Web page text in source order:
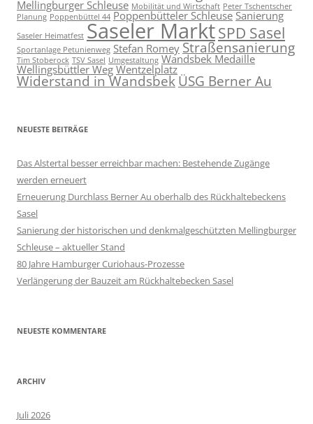
Mellingburger Schleuse Mobilität und Wirtschaft Peter Tschentscher
Planung Poppenbüttel 44 Poppenbütteler SchleuseSanierung
Saseler Heimatfest Saseler MarktSPD Sasel
Sportanlage Petunienweg Stefan RomeyStraßensanierung
Tim Stoberock TSV Sasel Umgestaltung Wandsbek Medaille
Wellingsbüttler WegWentzelplatz
Widerstand in Wandsbek ÜSG Berner Au
NEUESTE BEITRÄGE
Das Alstertal besser erreichbar machen: Bestehende Zugänge
werden erneuert
Erneuerung Durchlass Berner Au oberhalb des Rückhalte­beckens
Sasel
Sanierung der historischen und denkmalgeschützten Mellingburger
Schleuse – aktueller Stand
80 Jahre Hamburger Curiohaus-Prozesse
Verlängerung der Bauzeit am Rückhaltebecken Sasel
NEUESTE KOMMENTARE
ARCHIV
Juli 2026